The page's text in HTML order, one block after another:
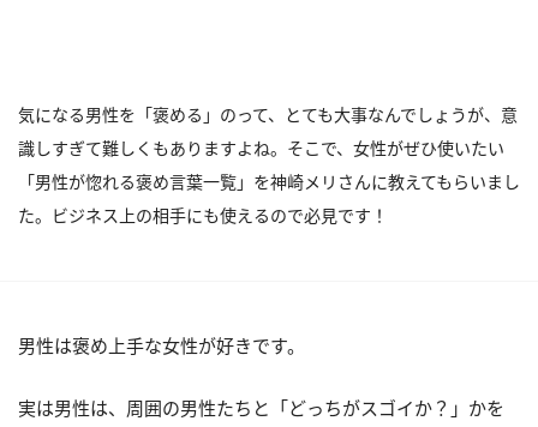
気になる男性を「褒める」のって、とても大事なんでしょうが、意
識しすぎて難しくもありますよね。そこで、女性がぜひ使いたい
「男性が惚れる褒め言葉一覧」を神崎メリさんに教えてもらいまし
た。ビジネス上の相手にも使えるので必見です！
男性は褒め上手な女性が好きです。
実は男性は、周囲の男性たちと「どっちがスゴイか？」かを